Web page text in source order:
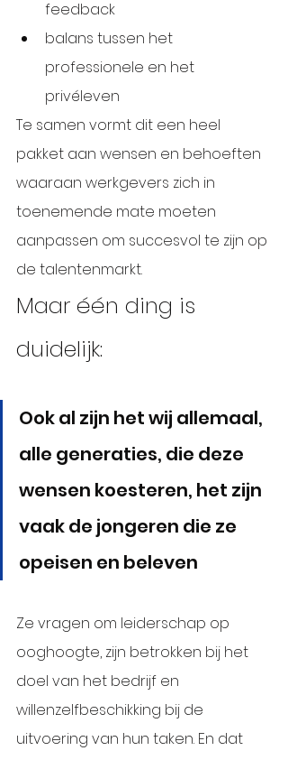
feedback
balans tussen het
professionele en het
privéleven
Te samen vormt dit een heel
pakket aan wensen en behoeften
waaraan werkgevers zich in
toenemende mate moeten
aanpassen om succesvol te zijn op
de talentenmarkt.
Maar één ding is
duidelijk:
Ook al zijn het wij allemaal,
alle generaties, die deze
wensen koesteren, het zijn
vaak de jongeren die ze
opeisen en beleven
Ze vragen om leiderschap op
ooghoogte, zijn betrokken bij het
doel van het bedrijf en
willenzelfbeschikking bij de
uitvoering van hun taken. En dat